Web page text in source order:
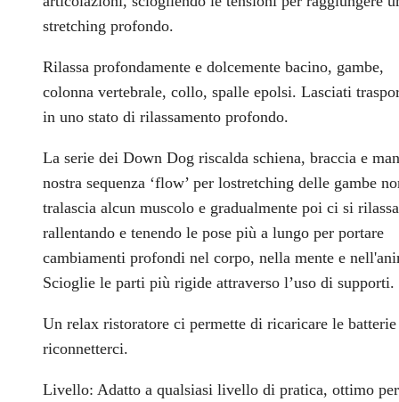
stretching profondo.
Rilassa profondamente e dolcemente bacino, gambe,
colonna vertebrale, collo, spalle epolsi. Lasciati
in uno stato di rilassamento profondo.
La serie dei Down Dog riscalda schiena, braccia e
nostra sequenza ‘flow’ per lostretching delle gambe
tralascia alcun muscolo e gradualmente poi ci si
rallentando e tenendo le pose più a lungo per portare
cambiamenti profondi nel corpo, nella mente e
Scioglie le parti più rigide attraverso l’uso di supporti.
Un relax ristoratore ci permette di ricaricare le batterie
riconnetterci.
Livello: Adatto a qualsiasi livello di pratica, ottimo per